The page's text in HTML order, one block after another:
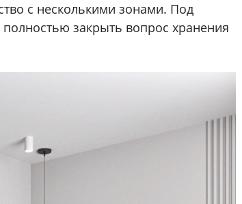
с несколькими зонами. Под
закрыть вопрос хранения